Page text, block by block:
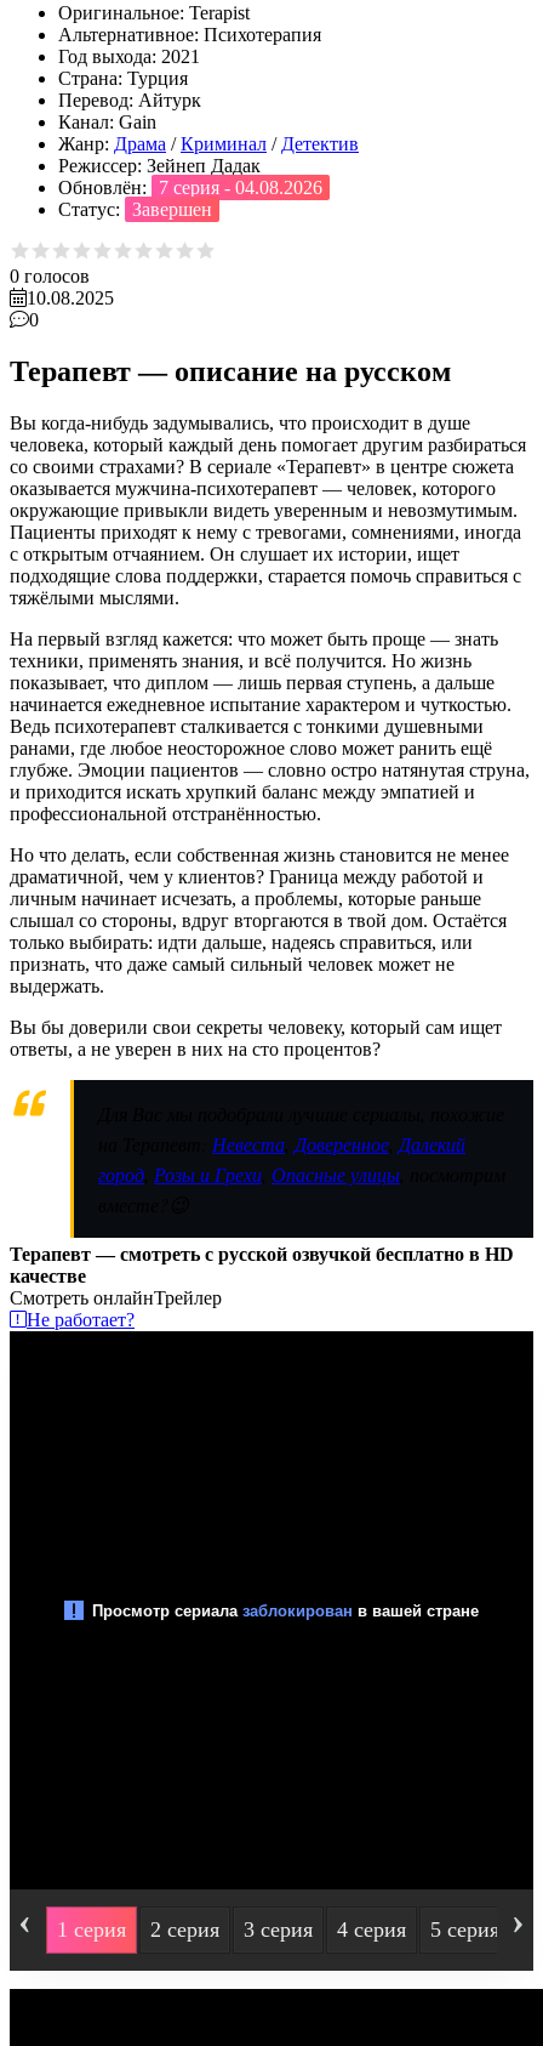
Оригинальное: Terapist
Альтернативное: Психотерапия
Год выхода: 2021
Страна: Турция
Перевод: Айтурк
Канал: Gain
Жанр: Драма /Криминал / Детектив
Режиссер: Зейнеп Дадак
Обновлён:
7 серия - 04.08.2026
Статус:
Завершен
0 голосов
10.08.2025
0
Терапевт — описание на русском
Вы когда-нибудь задумывались, что происходит в душе
человека, который каждый день помогает другим разбираться
со своими страхами? В сериале «Терапевт» в центре сюжета
оказывается мужчина-психотерапевт — человек, которого
окружающие привыкли видеть уверенным и невозмутимым.
Пациенты приходят к нему с тревогами, сомнениями, иногда
с открытым отчаянием. Он слушает их истории, ищет
подходящие слова поддержки, старается помочь справиться с
тяжёлыми мыслями.
На первый взгляд кажется: что может быть проще — знать
техники, применять знания, и всё получится. Но жизнь
показывает, что диплом — лишь первая ступень, а дальше
начинается ежедневное испытание характером и чуткостью.
Ведь психотерапевт сталкивается с тонкими душевными
ранами, где любое неосторожное слово может ранить ещё
глубже. Эмоции пациентов — словно остро натянутая струна,
и приходится искать хрупкий баланс между эмпатией и
профессиональной отстранённостью.
Но что делать, если собственная жизнь становится не менее
драматичной, чем у клиентов? Граница между работой и
личным начинает исчезать, а проблемы, которые раньше
слышал со стороны, вдруг вторгаются в твой дом. Остаётся
только выбирать: идти дальше, надеясь справиться, или
признать, что даже самый сильный человек может не
выдержать.
Вы бы доверили свои секреты человеку, который сам ищет
ответы, а не уверен в них на сто процентов?
Невеста Доверенное Далекий
город Розы и Грехи Опасные улицы
Терапевт — смотреть с русской озвучкой бесплатно в HD
качестве
Смотреть онлайнТрейлер
Не работает?
‹ 1 серия 2 серия 3 серия 4 серия 5 серия ›